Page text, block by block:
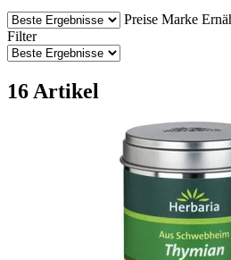
Preise Marke
Filter
16 Artikel